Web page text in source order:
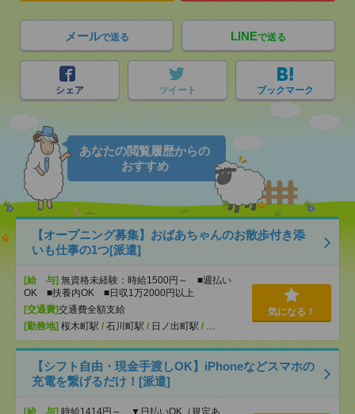
メールで送る LINEで送る
シェア ツイート ブックマーク
あなたの閲覧履歴からの
おすすめ
【オープニング募集】おばあちゃんのお散歩付き添
いも仕事の1つ[派遣]
[給 与] 無資格未経験：時給1500円～ ■週払い
OK ■扶養内OK ■日収1万2000円以上
[交通費]交通費全額支給
[勤務地] 桜木町駅 / 石川町駅 / 日ノ出町駅 / …
気になる！
【シフト自由・現金手渡しOK】iPhoneなどスマホの
充電を繋げるだけ！[派遣]
[給 与] 時給1414円～ ▼日払いOK（規定あ